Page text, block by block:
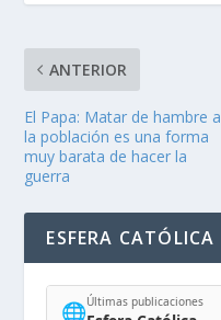
ANTERIOR
El Papa: Matar de hambre a
la población es una forma
muy barata de hacer la
guerra
ESFERA CATÓLICA
🌐Últimas publicaciones